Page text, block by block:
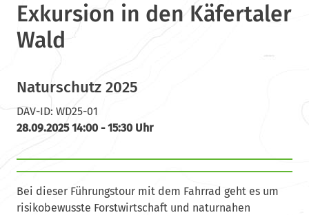
Exkursion in den Käfertaler
Wald
Naturschutz 2025
DAV-ID: WD25-01
28.09.2025 14:00 - 15:30 Uhr
Bei dieser Führungstour mit dem Fahrrad geht es um
risikobewusste Forstwirtschaft und naturnahen